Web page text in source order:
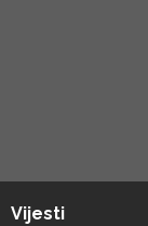
Vijesti